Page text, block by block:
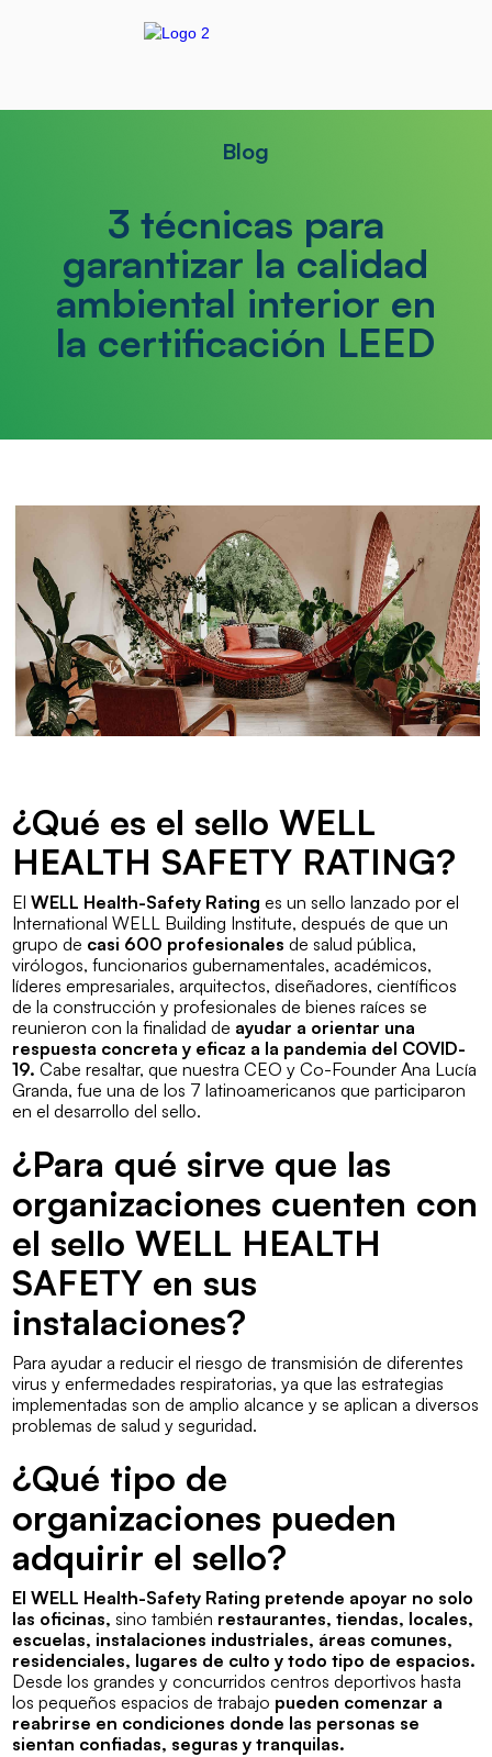
Blog
3 técnicas para
garantizar la calidad
ambiental interior en
la certificación LEED
¿Qué es el sello WELL
HEALTH SAFETY RATING?
ElWELL Health-Safety Rating es un sello lanzado por el
International WELL Building Institute, después de que un
grupo de casi 600 profesionales de salud pública,
virólogos, funcionarios gubernamentales, académicos,
líderes empresariales, arquitectos, diseñadores, científicos
de la construcción y profesionales de bienes raíces se
reunieron con la finalidad de ayudar a orientar una
respuesta concreta y eficaz a la pandemia del COVID-
19. Cabe resaltar, que nuestra CEO y Co-Founder Ana Lucía
Granda, fue una de los 7 latinoamericanos que participaron
en el desarrollo del sello.
¿Para qué sirve que las
organizaciones cuenten con
el sello WELL HEALTH
SAFETY en sus
instalaciones?
Para ayudar a reducir el riesgo de transmisión de diferentes
virus y enfermedades respiratorias, ya que las estrategias
implementadas son de amplio alcance y se aplican a diversos
problemas de salud y seguridad.
¿Qué tipo de
organizaciones pueden
adquirir el sello?
El WELL Health-Safety Rating pretende apoyar no solo
las oficinas, sino también restaurantes, tiendas, locales,
escuelas, instalaciones industriales, áreas comunes,
residenciales, lugares de culto y todo tipo de espacios.
Desde los grandes y concurridos centros deportivos hasta
los pequeños espacios de trabajo pueden comenzar a
reabrirse en condiciones donde las personas se
sientan confiadas, seguras y tranquilas.